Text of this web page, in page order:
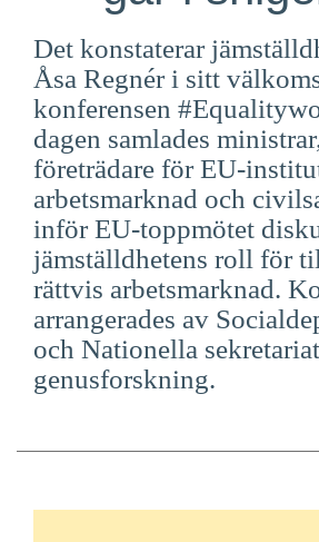
English
Skandinaviska
Suomi
Íslenska
Det konstaterar
Åsa Regnér i sitt
konferensen #
dagen samlades
företrädare för EU-
arbetsmarknad och
inför EU-toppmötet
jämställdhetens roll för
rättvis arbetsmarknad.
arrangerades av
och Nationella
genusforskning.